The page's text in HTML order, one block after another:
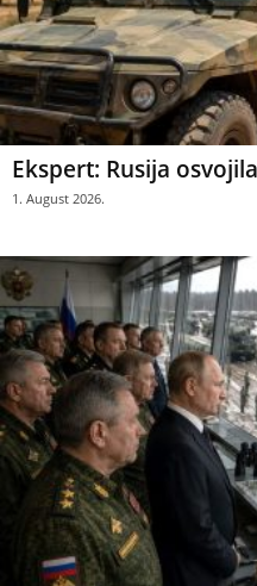
Ekspert: Rusija
1. August 2026.